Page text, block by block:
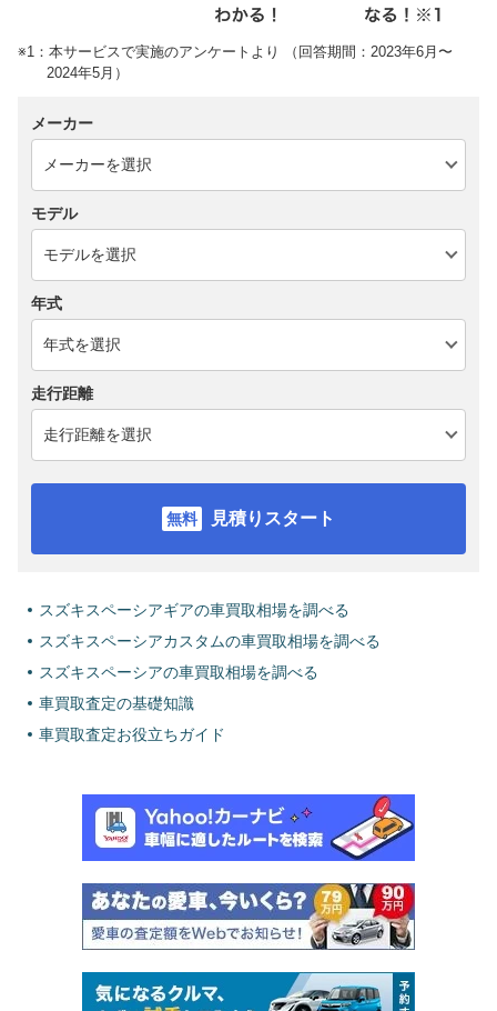
※1：本サービスで実施のアンケートより （回答期間：2023年6月〜
2024年5月）
メーカー
モデル
年式
走行距離
見積りスタート
スズキスペーシアギアの車買取相場を調べる
スズキスペーシアカスタムの車買取相場を調べる
スズキスペーシアの車買取相場を調べる
車買取査定の基礎知識
車買取査定お役立ちガイド